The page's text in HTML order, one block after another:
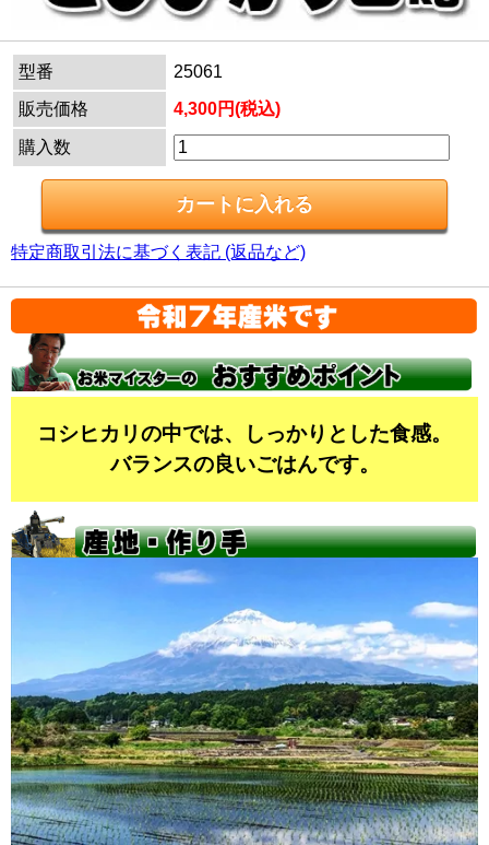
型番
25061
販売価格
4,300円(税込)
購入数
特定商取引法に基づく表記 (返品など)
コシヒカリの中では、しっかりとした食感。
バランスの良いごはんです。